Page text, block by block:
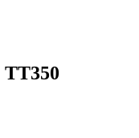
TT350